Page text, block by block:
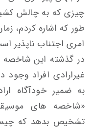
چیزی که به چالش
طور که اشاره کردم،
امری اجتناب ناپذیر
در گذشته این شاخصه
غیرارادی افراد وجود
به ضمیر خودآگاه
«شاخصه های
تشخیص بدهد که